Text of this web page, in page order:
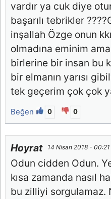
vardır ya cuk diye
başarılı tebrikler
inşallah Özge onun
olmadına eminim
birlerine bir insan bu
bir elmanın yarısı
tek geçerim çok çok
Beğen 0 0
Hoyrat 14 Nisan 2018 - 00:21
Odun cidden Odun.
kısa zamanda nasıl
bu zilliyi sorgulamaz.